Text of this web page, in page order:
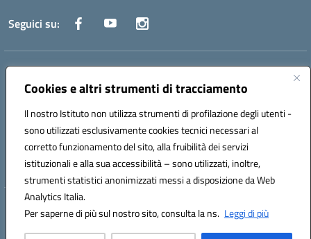
Cookies e altri strumenti di tracciamento
Il nostro Istituto non utilizza strumenti di profilazione degli utenti -
sono utilizzati esclusivamente cookies tecnici necessari al
corretto funzionamento del sito, alla fruibilità dei servizi
istituzionali e alla sua accessibilità – sono utilizzati, inoltre,
strumenti statistici anonimizzati messi a disposizione da Web
Analytics Italia.
Per saperne di più sul nostro sito, consulta la ns. Leggi di più
Seguici su:
Indirizzo:
Centralino:0885 417864 Email:fgpc180008@istruzione.it
Codice fiscale: 90043150714
Codice meccanografico:
FGPC180008
Codice Indice delle Pubbliche Amministrazioni (IPA): lzcc
Hosting & Powered by 3D Solution S.r.l.
Concept & Design by Designers Italia